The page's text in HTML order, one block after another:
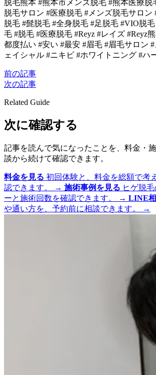
脱毛熊本 #熊本市メンズ脱毛 #熊本医療脱
脱毛サロン #医療脱毛 #メンズ脱毛サロン
脱毛 #髭脱毛 #全身脱毛 #足脱毛 #VIO脱
毛 #脱毛 #医療脱毛 #Reyz #レイズ #Reyz
都度払い #安い #最安 #眉毛 #眉毛サロン
ェイシャル #ニキビ #ホワイトニング #ハ
前の記事
次の記事
Related Guide
次に確認する
記事を読んで気になったことを、料金・
談から続けて確認できます。
料金を見る 初回体験と、料金を総額で考
認できます。
→ 施術事例を見る ヒゲ脱
ーと施術回数を確認できます。
→ LINE
や通い方を、予約前に相談できます。
→